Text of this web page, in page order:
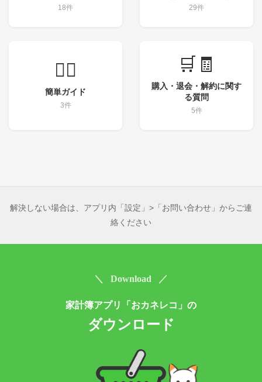
18件 29件
💁‍♀️
簡単ガイド
3件
🛒🧾
購入・退会・解約に関す
る質問
5件
解決しない場合は、アプリ内「設定」>「お問い合わせ」からご連
絡ください
＼ Download ／
家計簿アプリ「おカネレコ」の
ダウンロード